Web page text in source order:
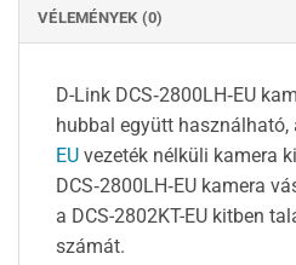
VÉLEMÉNYEK (0)
D-Link DCS‑2800LH‑EU
hubbal együtt használható,
EU vezeték nélküli kamera
DCS‑2800LH‑EU kamera
a DCS-2802KT-EU kitben
számát.